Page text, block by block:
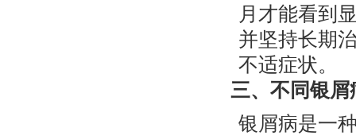
月才能看到
并坚持长期
不适症状。
三、不同银
银屑病是一